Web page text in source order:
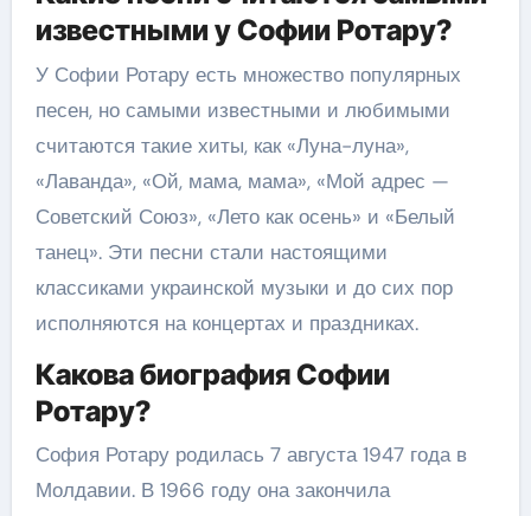
известными у Софии Ротару?
У Софии Ротару есть множество популярных
песен, но самыми известными и любимыми
считаются такие хиты, как «Луна-луна»,
«Лаванда», «Ой, мама, мама», «Мой адрес —
Советский Союз», «Лето как осень» и «Белый
танец». Эти песни стали настоящими
классиками украинской музыки и до сих пор
исполняются на концертах и праздниках.
Какова биография Софии
Ротару?
София Ротару родилась 7 августа 1947 года в
Молдавии. В 1966 году она закончила